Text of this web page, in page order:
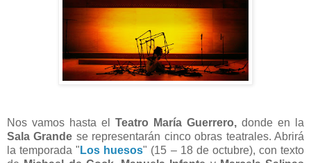
Nos vamos hasta el Teatro María Guerrero, donde en la
Sala Grande se representarán cinco obras teatrales. Abrirá
la temporada " Los huesos" (15 – 18 de octubre), con texto